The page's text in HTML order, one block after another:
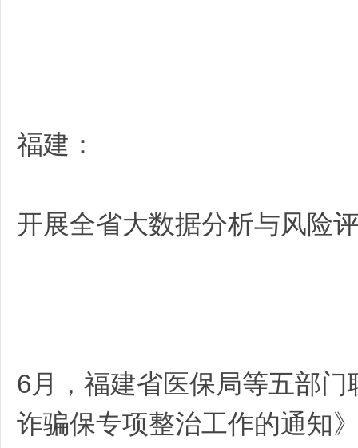
福建：
开展全省大数据分析与风险
6月，福建省医保局等五部
诈骗保专项整治工作的通知